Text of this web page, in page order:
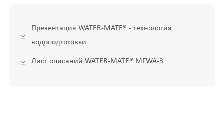
Презентация WATER-MATE® - технология
водоподготовки
Лист описаний WATER-MATE® MFWA-3